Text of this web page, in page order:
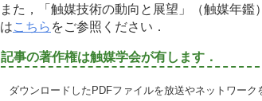
また，「触媒技術の動向と展望」（触媒年
はこちら をご参照ください．
記事の著作権は触媒学会が有します．
ダウンロードしたPDFファイルを放送やネットワー